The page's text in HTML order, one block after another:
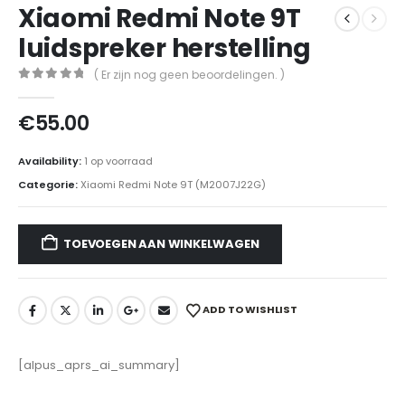
Xiaomi Redmi Note 9T
luidspreker herstelling
( Er zijn nog geen beoordelingen. )
€55.00
Availability: 1 op voorraad
Categorie:Xiaomi Redmi Note 9T (M2007J22G)
TOEVOEGEN AAN WINKELWAGEN
ADD TO WISHLIST
[alpus_aprs_ai_summary]